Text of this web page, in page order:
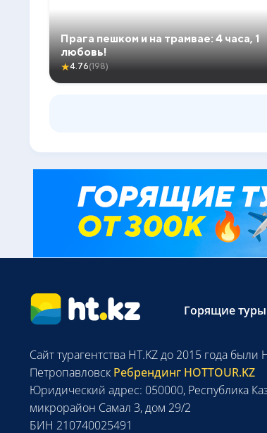
Прага пешком и на трамвае: 4 часа, 1
любовь!
★4.76(198)
Горящие туры
Сайт турагентства HT.KZ до 2015 года
Петропавловск Ребрендинг HOTTOUR.KZ
Юридический адрес: 050000, Республика
микрорайон Самал 3, дом 29/2
БИН 210740025491